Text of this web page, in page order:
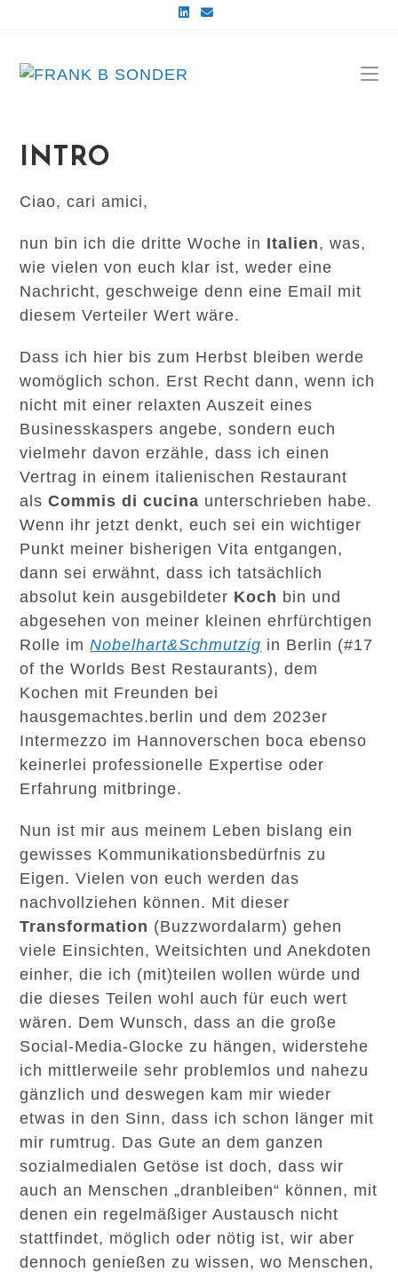
INTRO
Ciao, cari amici,
nun bin ich die dritte Woche in Italien, was,
wie vielen von euch klar ist, weder eine
Nachricht, geschweige denn eine Email mit
diesem Verteiler Wert wäre.
Dass ich hier bis zum Herbst bleiben werde
womöglich schon. Erst Recht dann, wenn ich
nicht mit einer relaxten Auszeit eines
Businesskaspers angebe, sondern euch
vielmehr davon erzähle, dass ich einen
Vertrag in einem italienischen Restaurant
alsCommis di cucina unterschrieben habe.
Wenn ihr jetzt denkt, euch sei ein wichtiger
Punkt meiner bisherigen Vita entgangen,
dann sei erwähnt, dass ich tatsächlich
absolut kein ausgebildeter Koch bin und
abgesehen von meiner kleinen ehrfürchtigen
Rolle imNobelhart&Schmutzig in Berlin (#17
of the Worlds Best Restaurants), dem
Kochen mit Freunden bei
hausgemachtes.berlin und dem 2023er
Intermezzo im Hannoverschen boca ebenso
keinerlei professionelle Expertise oder
Erfahrung mitbringe.
Nun ist mir aus meinem Leben bislang ein
gewisses Kommunikationsbedürfnis zu
Eigen. Vielen von euch werden das
nachvollziehen können. Mit dieser
Transformation (Buzzwordalarm) gehen
viele Einsichten, Weitsichten und Anekdoten
einher, die ich (mit)teilen wollen würde und
die dieses Teilen wohl auch für euch wert
wären. Dem Wunsch, dass an die große
Social-Media-Glocke zu hängen, widerstehe
ich mittlerweile sehr problemlos und nahezu
gänzlich und deswegen kam mir wieder
etwas in den Sinn, dass ich schon länger mit
mir rumtrug. Das Gute an dem ganzen
sozialmedialen Getöse ist doch, dass wir
auch an Menschen „dranbleiben“ können, mit
denen ein regelmäßiger Austausch nicht
stattfindet, möglich oder nötig ist, wir aber
dennoch genießen zu wissen, wo Menschen,